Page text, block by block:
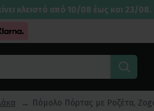
κλειστό από 10/08 έως και 23/08.
Πόμολο Πόρτας με Ροζέτα,